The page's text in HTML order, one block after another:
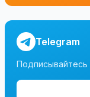
Telegram
Подписывайтесь